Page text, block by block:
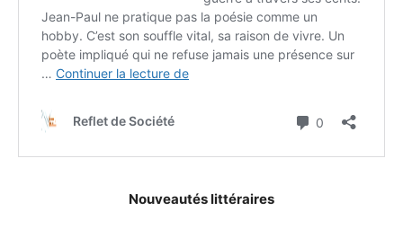
Nouveautés littéraires